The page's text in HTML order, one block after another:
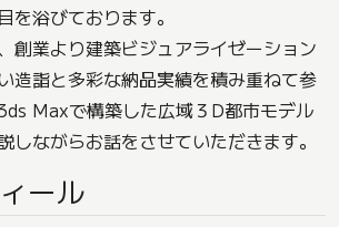
を浴びております。
創業より建築ビジュアライゼーション
造詣と多彩な納品実績を積み重ねて参
Maxで構築した広域３D都市モデル
しながらお話をさせていただきます。
ール